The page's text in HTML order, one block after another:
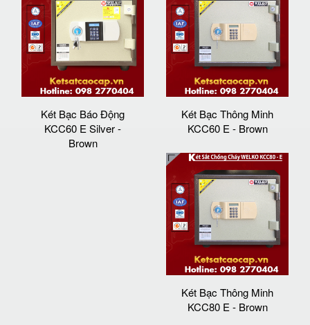
Két Bạc Báo Động
KCC60 E Silver -
Brown
Két Bạc Thông Minh
KCC60 E - Brown
Két Bạc Thông Minh
KCC80 E - Brown